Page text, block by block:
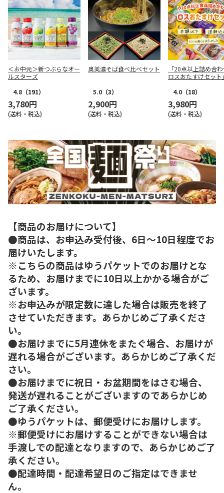
＜お中元＞新つぶらなオー
ルスターズ
4.8 （191）
3,780円
(送料・税込)
奥美濃そば食べ比べセット
5.0 （3）
2,900円
(送料・税込)
「20点以上詰め合
ロスおたすけセット
4.0 （18）
3,980円
(送料・税込)
【商品のお届けについて】
●商品は、お申込み受付後、6日～10日程度でお
届けいたします。
※こちらの商品はゆうパケットでのお届けとな
るため、お届けまでに10日以上かかる場合がご
ざいます。
※お申込みが限定数に達した場合は販売を終了
させていただきます。あらかじめご了承くださ
い。
●お届けまでに5月連休をまたぐ場合、お届けが
遅れる場合がございます。あらかじめご了承くだ
さい。
●お届けまでに祝日・お盆期間をはさむ場合、
発送が遅れることがございますのであらかじめ
ご了承ください。
●ゆうパケットは、郵便受けにお届けします。
※郵便受けにお届けすることができない場合は
手渡しでの配達となりますので、あらかじめご了
承ください。
●配達時間・配達希望日のご指定はできませ
ん。